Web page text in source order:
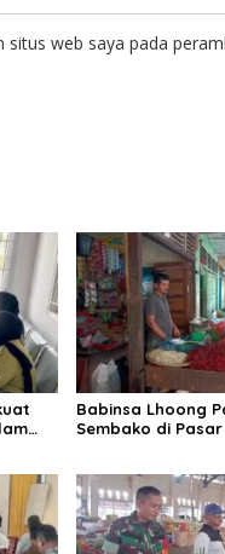
situs web saya pada
Babinsa Lhoong
Sembako di